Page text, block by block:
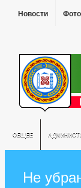
Новости
ОБЩЕЕ
Не